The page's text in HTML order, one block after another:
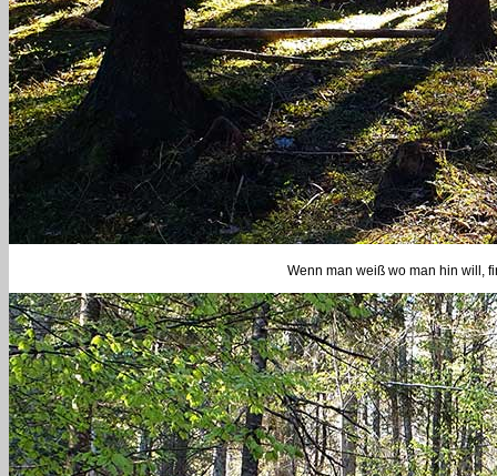
Wenn man weiß wo man hin will,